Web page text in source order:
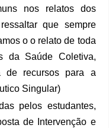
nos relatos dos
que sempre
o o relato de toda
da Saúde Coletiva,
de recursos para a
Singular)
pelos estudantes,
de Intervenção e